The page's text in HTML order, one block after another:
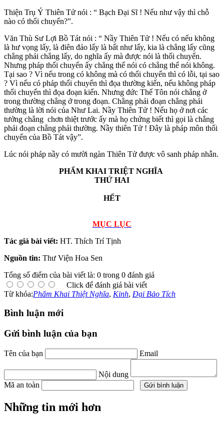
Thiện Trụ Ý Thiên Tử nói : “ Bạch Ðại Sĩ ! Nếu như vậy thì chỗ
nào có thối chuyển?”.
Văn Thù Sư Lợi Bồ Tát nói : “ Nầy Thiên Tử ! Nếu có nếu không
là hư vọng lấy, là điên đảo lấy là bất như lấy, kia là chẳng lấy cũng
chẳng phải chẳng lấy, do nghĩa ấy mà được nói là thối chuyển.
Nhưng pháp thối chuyển ấy chẳng thể nói có chẳng thể nói không.
Tại sao ? Vì nếu trong có không mà có thối chuyển thì có lỗi, tại sao
? Vì nếu có pháp thối chuyển thì đọa thường kiến, nếu không pháp
thối chuyển thì đọa đoạn kiến. Nhưng đức Thế Tôn nói chẳng ở
trong thường chẳng ở trong đoạn. Chẳng phải đoạn chẳng phải
thường là lời nói của Như Lai. Nầy Thiên Tử ! Nếu họ ở nơi các
tưởng chẳng chơn thiệt trước ấy mà họ chứng biết thì gọi là chẳng
phải đoạn chẳng phải thường. Nầy thiên Tử ! Ðây là pháp môn thối
chuyển của Bồ Tát vậy”.
Lúc nói pháp nầy có mười ngàn Thiên Tử được vô sanh pháp nhẫn.
PHẨM KHAI TRIỆT NGHĨA
THỨ HAI
HẾT
MỤC LỤC
Tác giả bài viết: HT. Thích Trí Tịnh
Nguồn tin: Thư Viện Hoa Sen
Tổng số điểm của bài viết là: 0 trong 0 đánh giá
Click để đánh giá bài viết
Từ khóa:Phẩm Khai Thiệt Nghĩa, Kinh, Đại Bảo Tích
Bình luận mới
Gửi bình luận của bạn
Tên của bạn Email
Nội dung
Mã an toàn
Những tin mới hơn